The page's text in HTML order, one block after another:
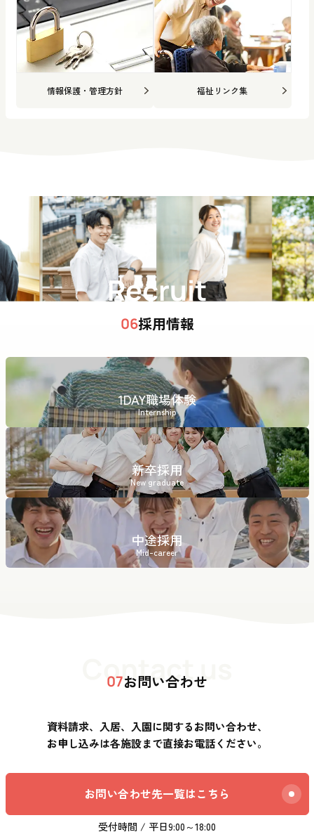
情報保護・管理方針 福祉リンク集
Recruit
06採用情報
1DAY職場体験
Internship
新卒採用
New graduate
中途採用
Mid-career
Contact us
07お問い合わせ
資料請求、入居、入園に関するお問い合わせ、
お申し込みは各施設まで直接お電話ください。
お問い合わせ先一覧はこちら
受付時間 / 平日9:00～18:00